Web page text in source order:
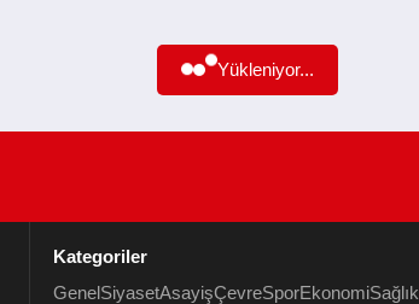
Yükleniyor...
Kategoriler
GenelSiyasetAsayişÇevreSporEkonomiSağlık